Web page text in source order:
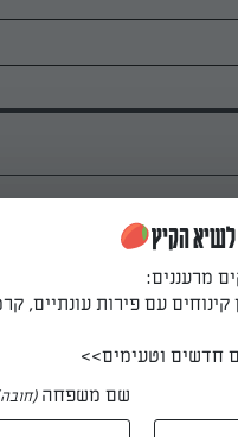
את יתר הבצק מניחים על נייר כסף ואופים
הקיץ
מרעננים:
עם פירות עונתיים,
חדשים וטעימים>>
שם משפחה